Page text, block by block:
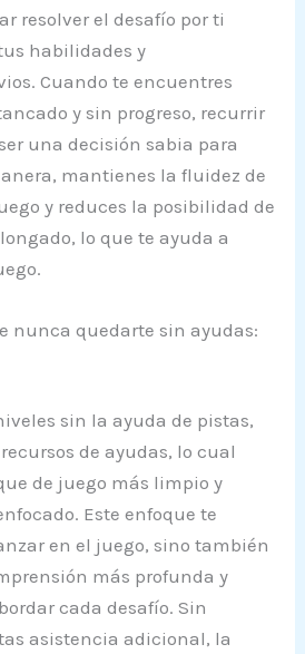
resolver el desafío por ti
habilidades y
Cuando te encuentres
y sin progreso, recurrir
una decisión sabia para
mantienes la fluidez de
y reduces la posibilidad de
lo que te ayuda a
nunca quedarte sin ayudas:
sin la ayuda de pistas,
de ayudas, lo cual
de juego más limpio y
Este enfoque te
en el juego, sino también
más profunda y
cada desafío. Sin
asistencia adicional, la